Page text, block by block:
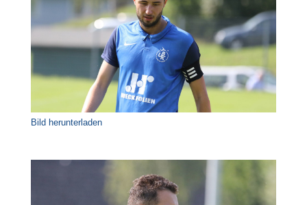
Bild herunterladen